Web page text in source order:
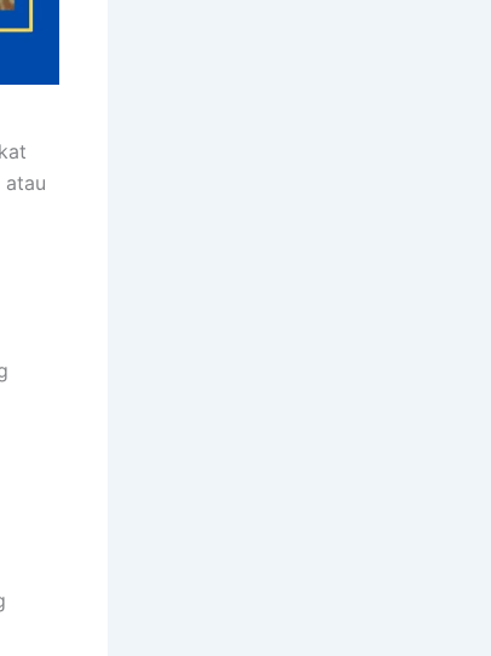
atau